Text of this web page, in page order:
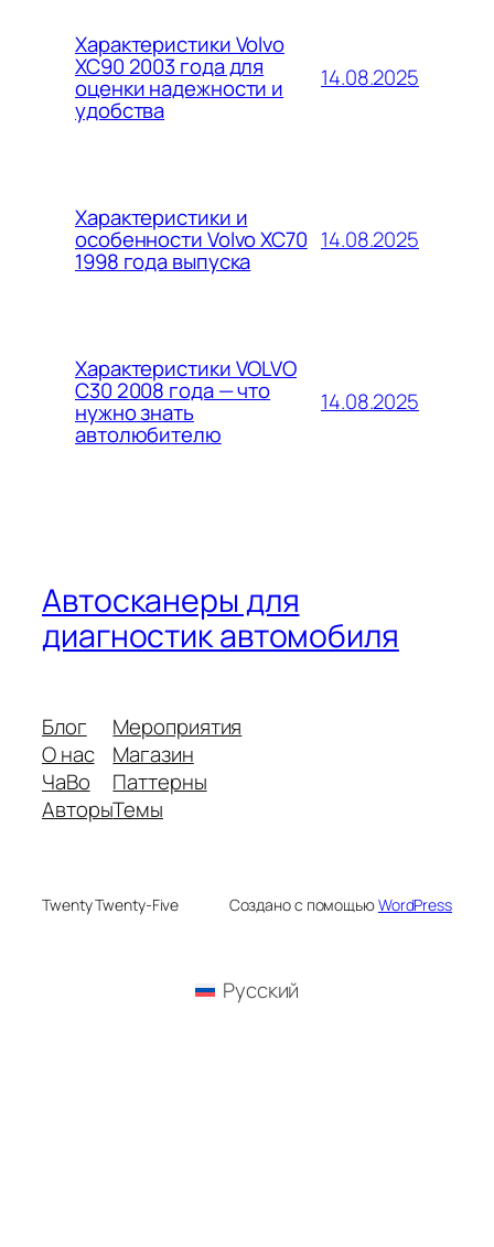
Характеристики Volvo
XC90 2003 года для
оценки надежности и
удобства
14.08.2025
Характеристики и
особенности Volvo XC70
1998 года выпуска
14.08.2025
Характеристики VOLVO
C30 2008 года — что
нужно знать
автолюбителю
14.08.2025
Автосканеры для
диагностик автомобиля
Блог
О нас
ЧаВо
Авторы
Мероприятия
Магазин
Паттерны
Темы
Twenty Twenty-Five Создано с помощьюWordPress
Русский